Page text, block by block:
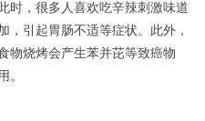
时，很多人喜欢吃辛辣刺激味道
，引起胃肠不适等症状。此外，
物烧烤会产生苯并芘等致癌物
。